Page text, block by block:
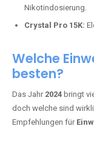
Nikotindosierung.
Crystal Pro 15K:
Welche
besten?
Das Jahr 2024 bringt
doch welche sind
Empfehlungen für